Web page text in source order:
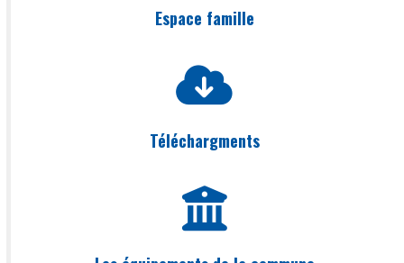
Espace famille
Téléchargments